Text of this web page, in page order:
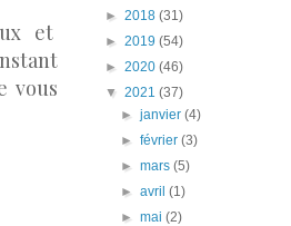
et
vous
► 2018 (31)
► 2019 (54)
► 2020 (46)
▼ 2021 (37)
►janvier(4)
►février(3)
►mars(5)
►avril(1)
►mai(2)